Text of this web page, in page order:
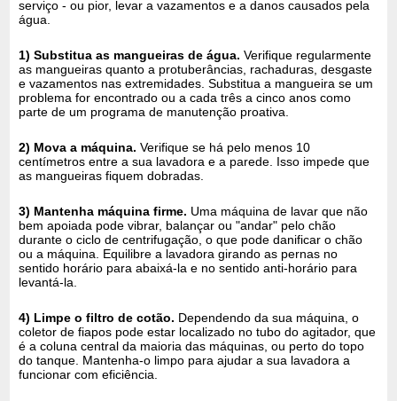
serviço - ou pior, levar a vazamentos e a danos causados ​​pela
água.
1) Substitua as mangueiras de água. Verifique regularmente
as mangueiras quanto a protuberâncias, rachaduras, desgaste
e vazamentos nas extremidades. Substitua a mangueira se um
problema for encontrado ou a cada três a cinco anos como
parte de um programa de manutenção proativa.
2) Mova a máquina. Verifique se há pelo menos 10
centímetros entre a sua lavadora e a parede. Isso impede que
as mangueiras fiquem dobradas.
3) Mantenha máquina firme. Uma máquina de lavar que não
bem apoiada pode vibrar, balançar ou "andar" pelo chão
durante o ciclo de centrifugação, o que pode danificar o chão
ou a máquina. Equilibre a lavadora girando as pernas no
sentido horário para abaixá-la e no sentido anti-horário para
levantá-la.
4) Limpe o filtro de cotão. Dependendo da sua máquina, o
coletor de fiapos pode estar localizado no tubo do agitador, que
é a coluna central da maioria das máquinas, ou perto do topo
do tanque. Mantenha-o limpo para ajudar a sua lavadora a
funcionar com eficiência.